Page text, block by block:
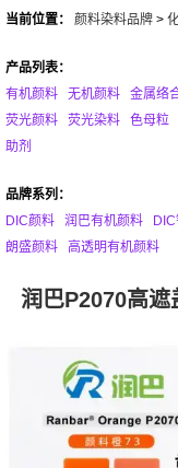
当前位置： 颜料染料品牌 >
产品列表：
有机颜料
无机颜料 金属络
荧光颜料
荧光染料 色母粒
助剂
品牌系列：
DIC颜料
润巴有机颜料
朗盛颜料
高透明有机颜料
润巴P2070高遮